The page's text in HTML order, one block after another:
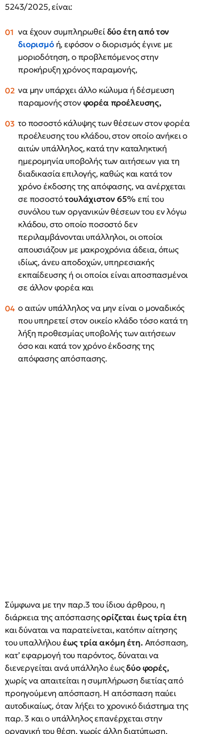
5243/2025, είναι:
να έχουν συμπληρωθείδύο έτη από τον
διορισμό ή, εφόσον ο διορισμός έγινε με
μοριοδότηση, ο προβλεπόμενος στην
προκήρυξη χρόνος παραμονής,
να μην υπάρχει άλλο κώλυμα ή δέσμευση
παραμονής στονφορέα προέλευσης,
το ποσοστό κάλυψης των θέσεων στον φορέα
προέλευσης του κλάδου, στον οποίο ανήκει ο
αιτών υπάλληλος, κατά την καταληκτική
ημερομηνία υποβολής των αιτήσεων για τη
διαδικασία επιλογής, καθώς και κατά τον
χρόνο έκδοσης της απόφασης, να ανέρχεται
σε ποσοστότουλάχιστον 65% επί του
συνόλου των οργανικών θέσεων του εν λόγω
κλάδου, στο οποίο ποσοστό δεν
περιλαμβάνονται υπάλληλοι, οι οποίοι
απουσιάζουν με μακροχρόνια άδεια, όπως
ιδίως, άνευ αποδοχών, υπηρεσιακής
εκπαίδευσης ή οι οποίοι είναι αποσπασμένοι
σε άλλον φορέα και
ο αιτών υπάλληλος να μην είναι ο μοναδικός
που υπηρετεί στον οικείο κλάδο τόσο κατά τη
λήξη προθεσμίας υποβολής των αιτήσεων
όσο και κατά τον χρόνο έκδοσης της
απόφασης απόσπασης.
Σύμφωνα με την παρ.3 του ίδιου άρθρου, η
διάρκεια της απόσπασηςορίζεται έως τρία έτη
και δύναται να παρατείνεται, κατόπιν αίτησης
του υπαλλήλουέως τρία ακόμη έτη. Απόσπαση,
κατ’ εφαρμογή του παρόντος, δύναται να
διενεργείται ανά υπάλληλο έωςδύο φορές,
χωρίς να απαιτείται η συμπλήρωση διετίας από
προηγούμενη απόσπαση. Η απόσπαση παύει
αυτοδικαίως, όταν λήξει το χρονικό διάστημα της
παρ. 3 και ο υπάλληλος επανέρχεται στην
οργανική του θέση, χωρίς άλλη διατύπωση.